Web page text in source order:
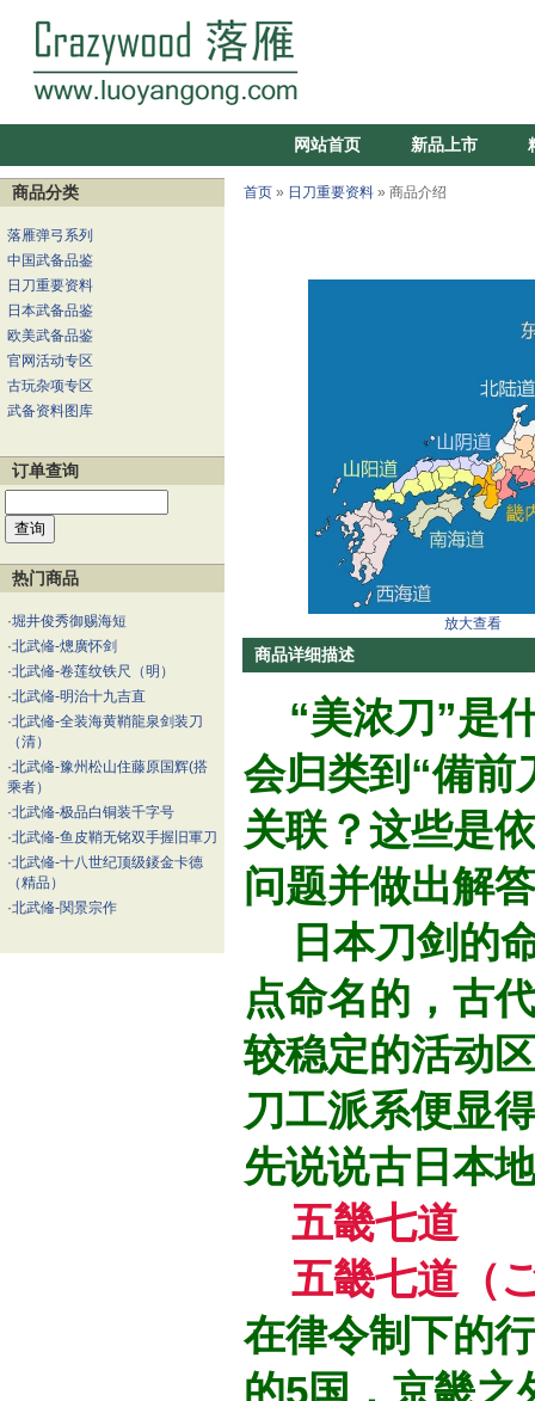
网站首页 新品上市
商品分类
落雁弹弓系列
中国武备品鉴
日刀重要资料
日本武备品鉴
欧美武备品鉴
官网活动专区
古玩杂项专区
武备资料图库
订单查询
热门商品
·堀井俊秀御赐海短
·北武偹-熜廣怀剑
·北武偹-卷莲纹铁尺（明）
·北武偹-明治十九吉直
·北武偹-全装海黄鞘龍泉剑装刀
（清）
·北武偹-豫州松山住藤原国辉(搭
乘者）
·北武偹-极品白铜装千字号
·北武偹-鱼皮鞘无铭双手握旧軍刀
·北武偹-十八世纪顶级錽金卡德
（精品）
·北武偹-関景宗作
首页 » 日刀重要资料 » 商品介绍
放大查看
商品详细描述
“美浓刀”是
会归类到“備前
关联？这些是
问题并做出解
日本刀剑的
点命名的，古
较稳定的活动
刀工派系便显
先说说古日本
五畿七道
五畿七道（
在律令制下的
的5国，京畿之